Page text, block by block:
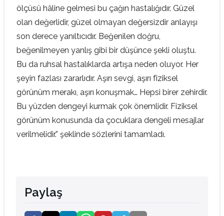
ölçüsü hâline gelmesi bu çağın hastalığıdır. Güzel
olan değerlidir, güzel olmayan değersizdir anlayışı
son derece yanıltıcıdır. Beğenilen doğru,
beğenilmeyen yanlış gibi bir düşünce şekli oluştu.
Bu da ruhsal hastalıklarda artışa neden oluyor. Her
şeyin fazlası zararlıdır. Aşırı sevgi, aşırı fiziksel
görünüm merakı, aşırı konuşmak… Hepsi birer zehirdir.
Bu yüzden dengeyi kurmak çok önemlidir. Fiziksel
görünüm konusunda da çocuklara dengeli mesajlar
verilmelidir.” şeklinde sözlerini tamamladı.
Paylaş